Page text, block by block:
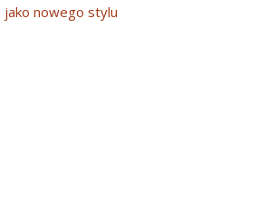
jako nowego stylu